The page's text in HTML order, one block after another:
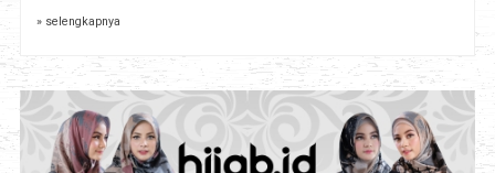
» selengkapnya